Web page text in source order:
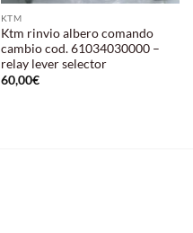
KTM
Ktm rinvio albero comando
cambio cod. 61034030000 –
relay lever selector
60,00€